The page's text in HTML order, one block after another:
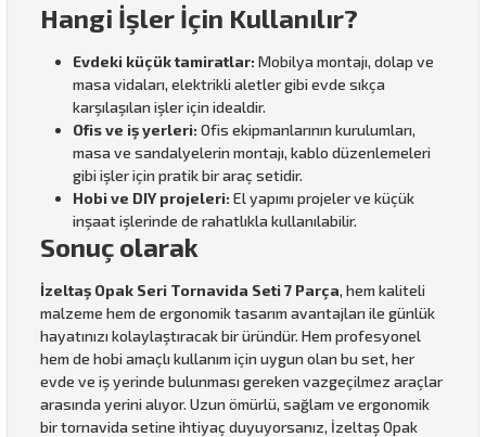
Hangi İşler İçin Kullanılır?
Evdeki küçük tamiratlar: Mobilya montajı, dolap ve
masa vidaları, elektrikli aletler gibi evde sıkça
karşılaşılan işler için idealdir.
Ofis ve iş yerleri: Ofis ekipmanlarının kurulumları,
masa ve sandalyelerin montajı, kablo düzenlemeleri
gibi işler için pratik bir araç setidir.
Hobi ve DIY projeleri: El yapımı projeler ve küçük
inşaat işlerinde de rahatlıkla kullanılabilir.
Sonuç olarak
İzeltaş Opak Seri Tornavida Seti 7 Parça, hem kaliteli
malzeme hem de ergonomik tasarım avantajları ile günlük
hayatınızı kolaylaştıracak bir üründür. Hem profesyonel
hem de hobi amaçlı kullanım için uygun olan bu set, her
evde ve iş yerinde bulunması gereken vazgeçilmez araçlar
arasında yerini alıyor. Uzun ömürlü, sağlam ve ergonomik
bir tornavida setine ihtiyaç duyuyorsanız, İzeltaş Opak